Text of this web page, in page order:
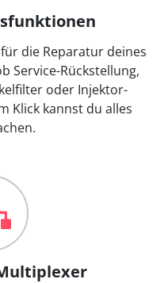
die Reparatur deines
Service-Rückstellung,
oder Injektor-
Klick kannst du alles